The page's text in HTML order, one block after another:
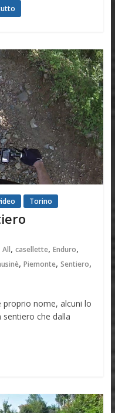
Torino
All, casellette, Enduro,
, Piemonte, Sentiero,
nome, alcuni lo
che dalla